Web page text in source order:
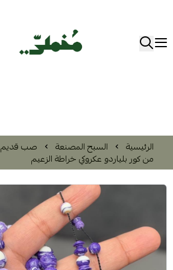
الرئيسية السبح المصنعة صب قديم
من كور بلياردو عكروكي خراطة الزعيم